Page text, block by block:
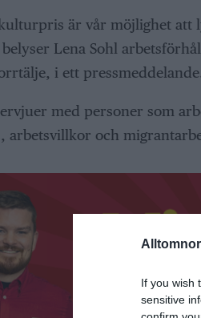
If you wish
sensitive
är vår möjlighet att
Lena Sohl
i ett
med personer som
arbetsvillkor och